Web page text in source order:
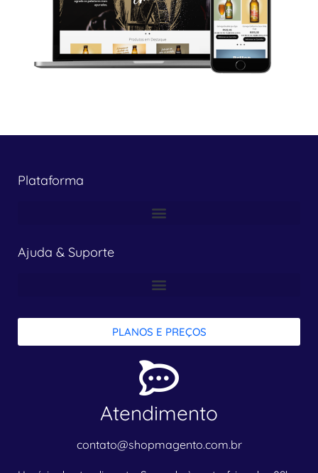
Plataforma
Ajuda & Suporte
PLANOS E PREÇOS
Atendimento
contato@shopmagento.com.br